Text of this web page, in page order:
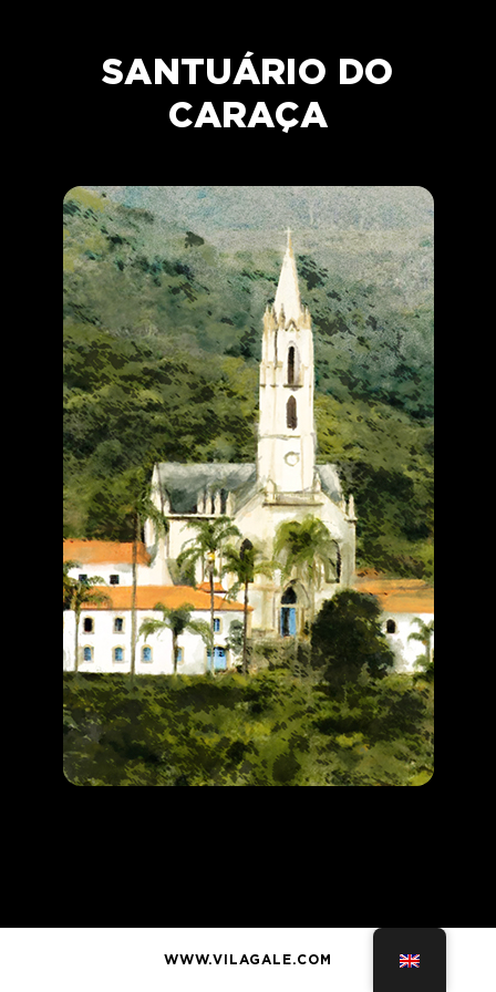
SANTUÁRIO DO
CARAÇA
WWW.VILAGALE.COM